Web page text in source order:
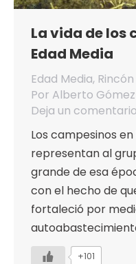
La vida de los
Edad Media
Edad Media,
Por Alberto
Deja un comentario
Los campesinos
representan al
grande de esa
con el hecho de
fortaleció por
+101